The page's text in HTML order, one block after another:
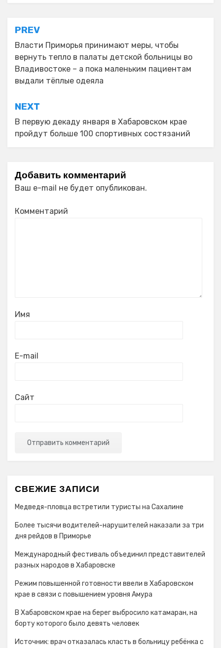
Навигация
по
записям
PREV
Власти Приморья принимают меры, чтобы
вернуть тепло в палаты детской больницы во
Владивостоке – а пока маленьким пациентам
выдали тёплые одеяла
NEXT
В первую декаду января в Хабаровском крае
пройдут больше 100 спортивных состязаний
Добавить комментарий
Ваш e-mail не будет опубликован.
Комментарий
Имя
E-mail
Сайт
СВЕЖИЕ ЗАПИСИ
Медведя-пловца встретили туристы на Сахалине
Более тысячи водителей-нарушителей наказали за три
дня рейдов в Приморье
Международный фестиваль объединил представителей
разных народов в Хабаровске
Режим повышенной готовности ввели в Хабаровском
крае в связи с повышением уровня Амура
В Хабаровском крае на берег выбросило катамаран, на
борту которого было девять человек
Источник: врач отказалась класть в больницу ребёнка с